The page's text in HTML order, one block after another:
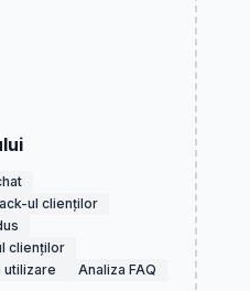
ul clienților
clienților
utilizare Analiza FAQ